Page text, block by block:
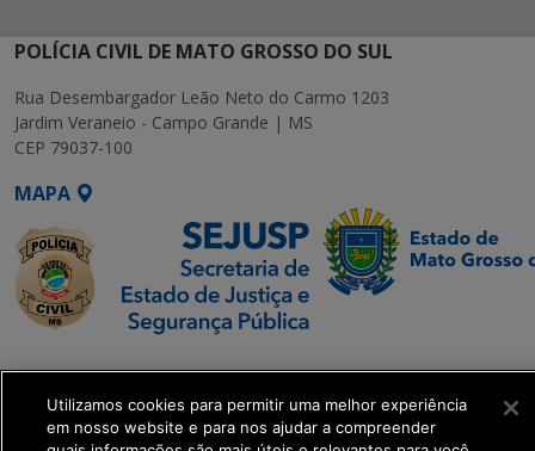
POLÍCIA CIVIL DE MATO GROSSO DO SUL
Rua Desembargador Leão Neto do Carmo 1203
Jardim Veraneio - Campo Grande | MS
CEP 79037-100
MAPA
SETDIG | Secretaria-
Executiva de
Transformação Digital
Utilizamos cookies para permitir uma melhor experiência
em nosso website e para nos ajudar a compreender